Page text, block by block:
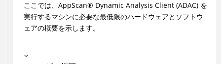
ここでは、 AppScan® Dynamic Analysis Client(ADAC) を
実行するマシンに必要な最低限のハードウェアとソフトウ
ェアの概要を示します。